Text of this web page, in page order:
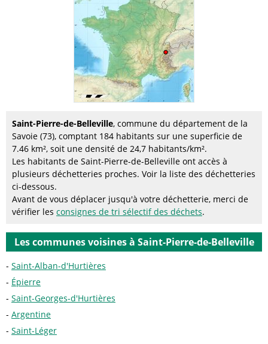
Saint-Pierre-de-Belleville, commune du département de la
Savoie (73), comptant 184 habitants sur une superficie de
7.46 km², soit une densité de 24,7 habitants/km².
Les habitants de Saint-Pierre-de-Belleville ont accès à
plusieurs déchetteries proches. Voir la liste des déchetteries
ci-dessous.
Avant de vous déplacer jusqu'à votre déchetterie, merci de
vérifier les consignes de tri sélectif des déchets.
Les communes voisines à Saint-Pierre-de-Belleville
Saint-Alban-d'Hurtières
Épierre
Saint-Georges-d'Hurtières
Argentine
Saint-Léger